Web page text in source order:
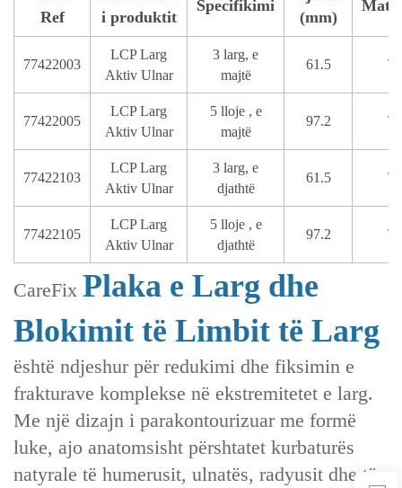
Ref
i produktit
Specifikimi
(mm)
77422003
LCP Larg
Aktiv Ulnar
3 larg, e
majtë
61.5 T
77422005
LCP Larg
Aktiv Ulnar
5 lloje , e
majtë
97.2 T
77422103
LCP Larg
Aktiv Ulnar
3 larg, e
djathtë
61.5 T
77422105
LCP Larg
Aktiv Ulnar
5 lloje , e
djathtë
97.2 T
CareFix Plaka e Larg dhe
Blokimit të Limbit të Larg
është ndjeshur për redukimi dhe fiksimin e
frakturave komplekse në ekstremitetet e larg.
Me një dizajn i parakontourizuar me formë
luke, ajo anatomsisht përshtatet kurbaturës
natyrale të humerusit, ulnatës, radyusit dhe të